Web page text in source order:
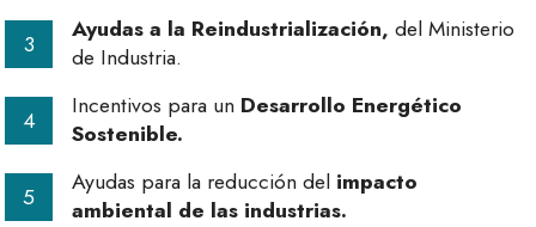
Ayudas a la Reindustrialización, del Ministerio
de Industria.
Incentivos para un Desarrollo Energético
Sostenible.
Ayudas para la reducción del impacto
ambiental de las industrias.